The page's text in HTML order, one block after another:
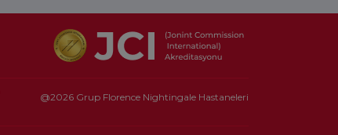
@2026 Grup Florence Nightingale Hastaneleri